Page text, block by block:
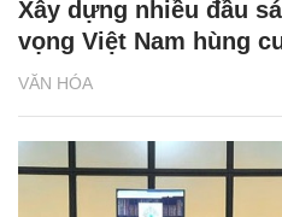
VĂN HÓA
Xây dựng nhiều đầu
vọng Việt Nam hùng